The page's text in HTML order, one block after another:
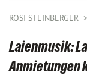
ROSI STEINBERGER
Laienmusik:
Anmietungen